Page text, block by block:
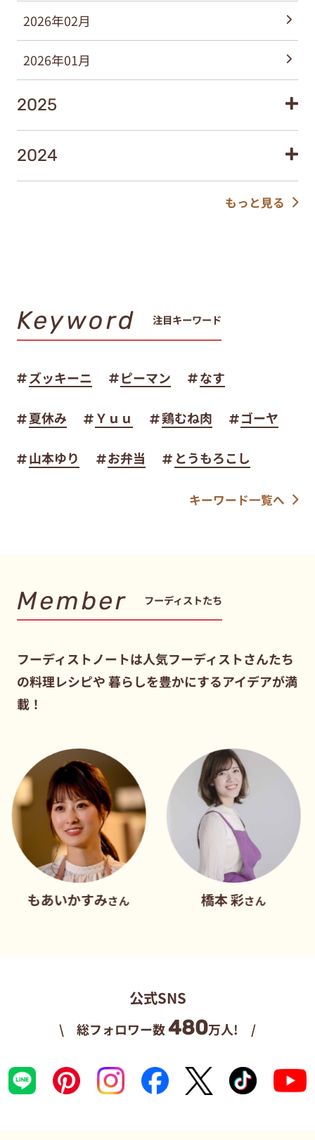
2026年02月
2026年01月
2025
2024
もっと見る
Keyword 注目キーワード
ズッキーニ ピーマン なす
夏休み Ｙｕｕ 鶏むね肉 ゴーヤ
山本ゆり お弁当 とうもろこし
キーワード一覧へ
Member フーディストたち
フーディストノートは人気フーディストさんたち
の料理レシピや暮らしを豊かにするアイデアが満
載！
すみさん
公式SNS
\ 総フォロワー数480万人! /